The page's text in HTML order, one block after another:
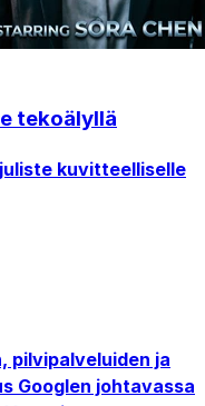
tekoälyllä
kuvitteelliselle
pilvipalveluiden ja
Googlen johtavassa